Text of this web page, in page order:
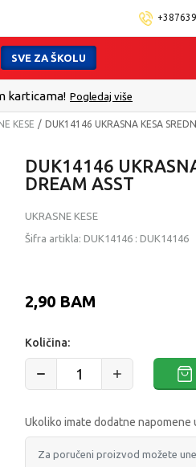
SVE ZA ŠKOLU
karticama! Pogledaj više
KESE DUK14146 UKRASNA KESA
DUK14146
DREAM ASST
UKRASNE KESE
Šifra artikla: DUK14146 : DUK14146
2,90 BAM
Količina:
Ukoliko imate dodatne napomene